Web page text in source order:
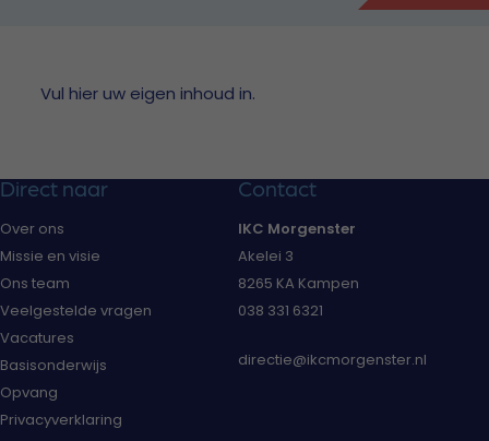
Vul hier uw eigen inhoud in.
Direct naar
Over ons
Missie en visie
Ons team
Veelgestelde vragen
Vacatures
Basisonderwijs
Opvang
Privacyverklaring
Contact
IKC Morgenster
Akelei 3
8265 KA Kampen
038 331 6321
directie@ikcmorgenster.nl